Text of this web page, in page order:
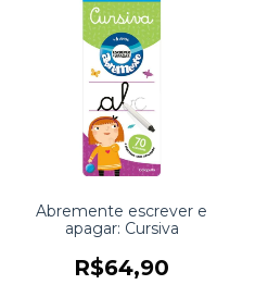
Abremente escrever e
apagar: Cursiva
R$64,90